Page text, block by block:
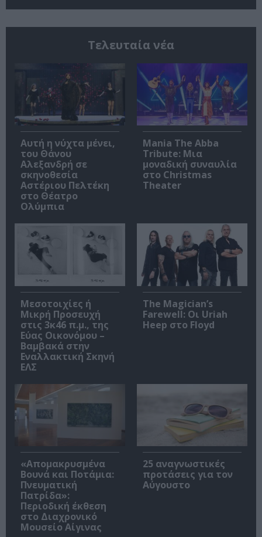
Τελευταία νέα
Αυτή η νύχτα μένει,
του Θάνου
Αλεξανδρή σε
σκηνοθεσία
Αστέριου Πελτέκη
στο Θέατρο
Ολύμπια
Mania The Abba
Tribute: Μια
μοναδική συναυλία
στο Christmas
Theater
Μεσοτοιχίες ή
Μικρή Προσευχή
στις 3κ46 π.μ., της
Εύας Οικονόμου –
Βαμβακά στην
Εναλλακτική Σκηνή
ΕΛΣ
The Magician’s
Farewell: Οι Uriah
Heep στο Floyd
«Απομακρυσμένα
Βουνά και Ποτάμια:
Πνευματική
Πατρίδα»:
Περιοδική έκθεση
στο Διαχρονικό
Μουσείο Αίγινας
25 αναγνωστικές
προτάσεις για τον
Αύγουστο